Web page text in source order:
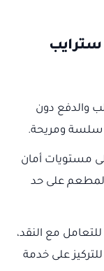
سترايب
والدفع دون
سلسة ومريحة.
مستويات أمان
على حد
مع النقد،
على خدمة